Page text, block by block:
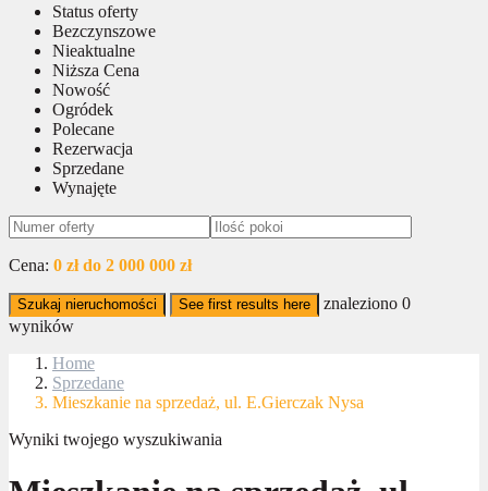
Status oferty
Bezczynszowe
Nieaktualne
Niższa Cena
Nowość
Ogródek
Polecane
Rezerwacja
Sprzedane
Wynajęte
Cena: 0 zł do 2 000 000 zł
Szukaj nieruchomości See first results here znaleziono 0
wyników
Home
Sprzedane
Mieszkanie na sprzedaż, ul. E.Gierczak Nysa
Wyniki twojego wyszukiwania